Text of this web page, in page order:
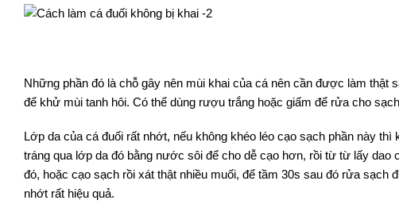
Những phần đó là chỗ gây nên mùi khai của cá nên cần được làm
để khử mùi tanh hôi. Có thể dùng rượu trắng hoặc giấm để rửa cho
Lớp da của cá đuối rất nhớt, nếu không khéo léo cạo sạch phần này
tráng qua lớp da đó bằng nước sôi để cho dễ cạo hơn, rồi từ từ lấy dao
đó, hoặc cạo sạch rồi xát thật nhiều muối, để tầm 30s sau đó rửa
nhớt rất hiệu quả.